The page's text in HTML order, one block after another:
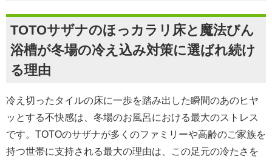
TOTOサザナのほっカラリ床と魔法びん
浴槽が冬場の冷え込み対策に選ばれ続け
る理由
冷え切ったタイルの床に一歩を踏み出した瞬間のあのヒヤ
ッとする不快感は、冬場のお風呂における最大のストレス
です。TOTOのサザナが多くのファミリーや高齢のご家族を
持つ世帯に支持される最大の理由は、この足元の冷たさを